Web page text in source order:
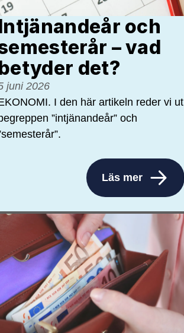
och
– vad
det?
juni 2026
I den här artikeln reder vi ut
”intjänandeår” och
Läs mer